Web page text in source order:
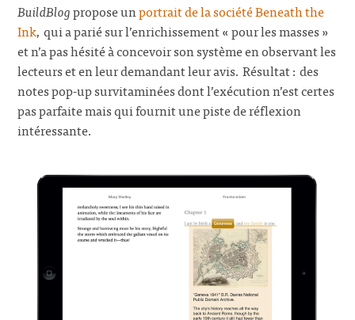
BuildBlogpropose unportrait de la société Beneath the
Ink, qui a parié sur l’enrichissement « pour les masses »
et n’a pas hésité à concevoir son système en observant les
lecteurs et en leur demandant leur avis. Résultat : des
notes pop-up survitaminées dont l’exécution n’est certes
pas parfaite mais qui fournit une piste de réflexion
intéressante.